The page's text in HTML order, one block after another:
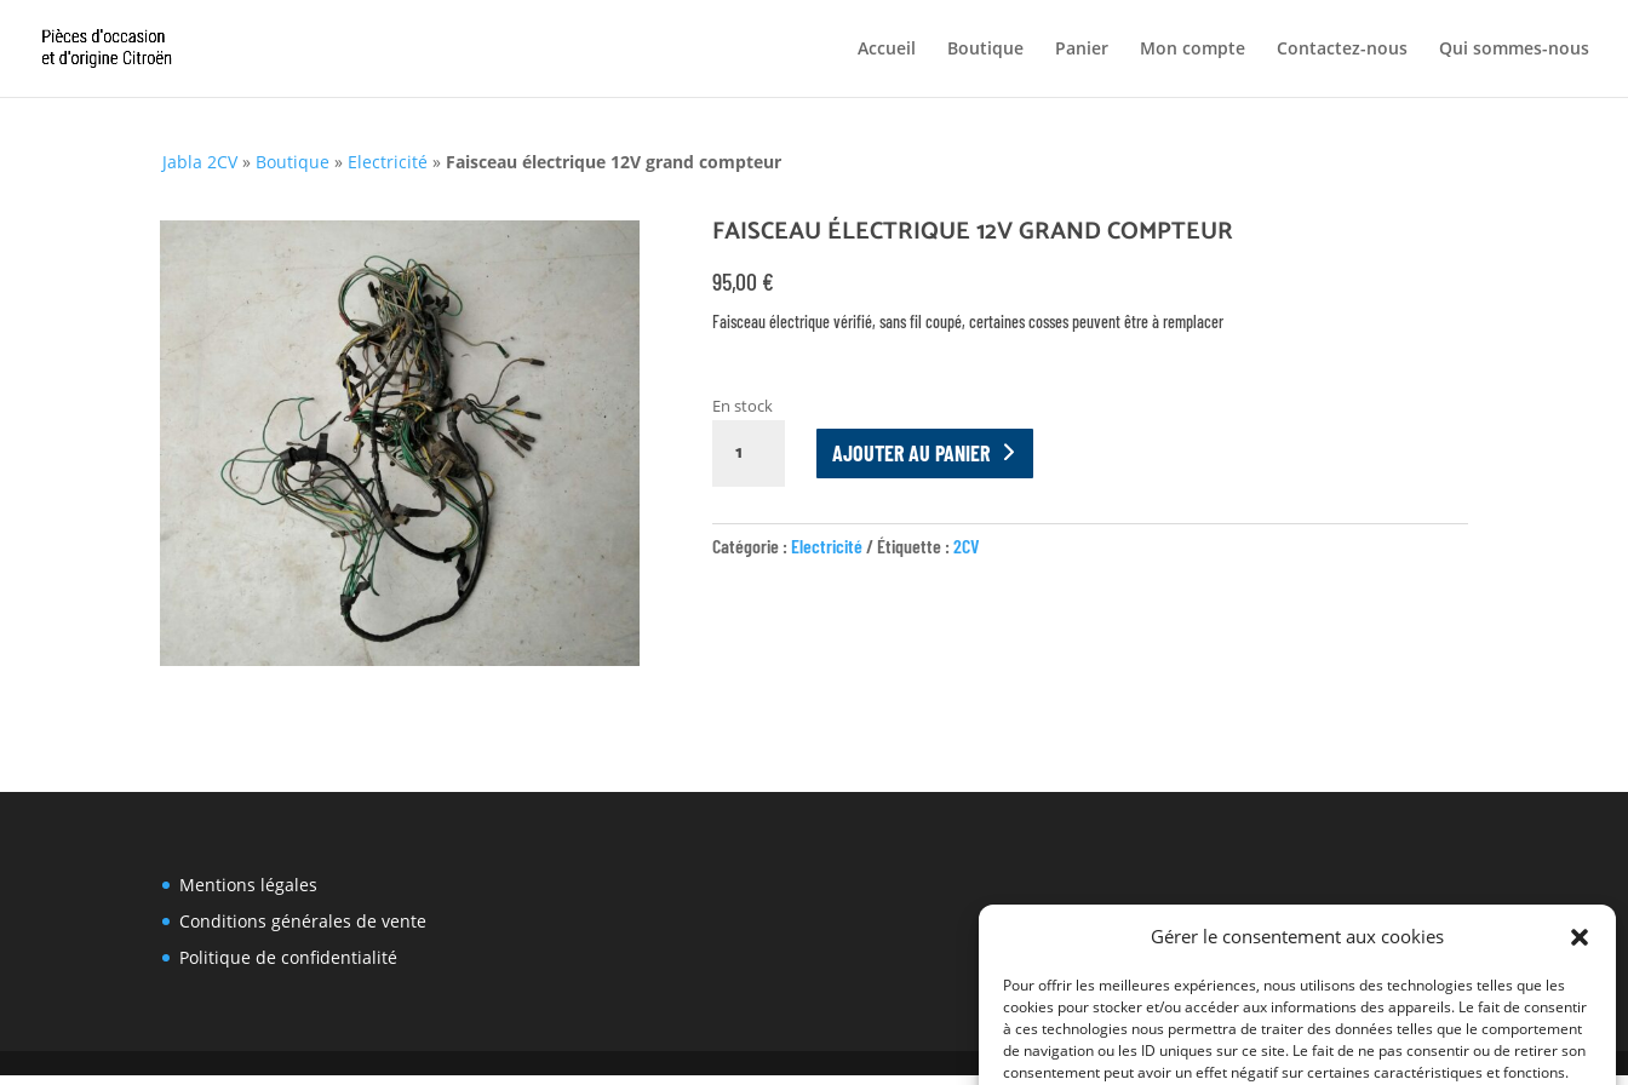
Gérer le consentement aux cookies
Pour offrir les meilleures expériences, nous utilisons des technologies telles que les
cookies pour stocker et/ou accéder aux informations des appareils. Le fait de consentir
à ces technologies nous permettra de traiter des données telles que le comportement
de navigation ou les ID uniques sur ce site. Le fait de ne pas consentir ou de retirer son
consentement peut avoir un effet négatif sur certaines caractéristiques et fonctions.
Accueil Boutique Panier Mon compte Contactez-nous Qui sommes-nous
Jabla 2CV» Boutique » Electricité » Faisceau électrique 12V grand compteur
FAISCEAU ÉLECTRIQUE 12V GRAND COMPTEUR
95,00 €
Faisceau électrique vérifié, sans fil coupé, certaines cosses peuvent être à remplacer
En stock
12V
AJOUTER AU PANIER
Catégorie : Electricité Étiquette : 2CV
Mentions légales
Conditions générales de vente
Politique de confidentialité